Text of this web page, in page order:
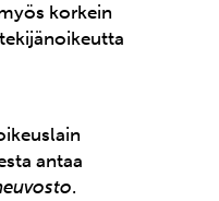
korkein
antaa
.